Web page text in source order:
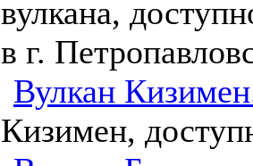
вулкана,
в г.
Вулкан
Кизимен,